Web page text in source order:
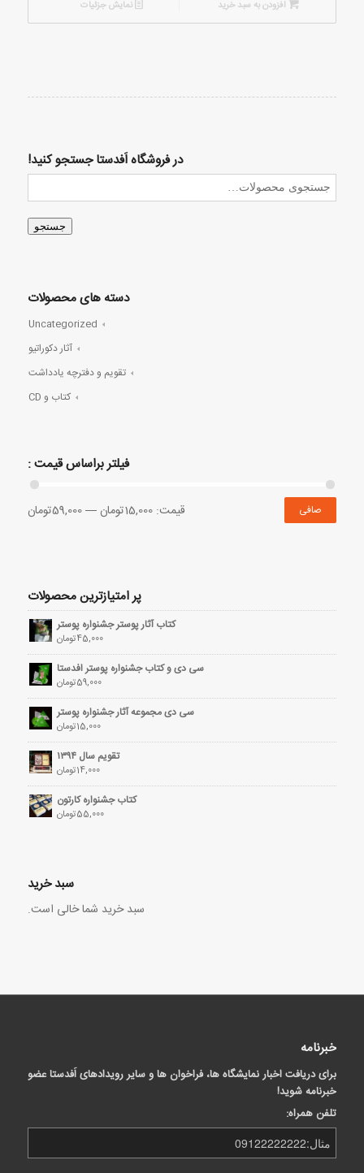
افزودن به سبد خرید نمایش جزئیات
در فروشگاه اَفدستا جستجو کنید!
جستجو
دسته های محصولات
Uncategorized
آثار دکوراتیو
تقویم و دفترچه یادداشت
کتاب و CD
فیلتر براساس قیمت :
صافی قيمت:15,000تومان —59,000تومان
پر امتیازترین محصولات
کتاب آثار پوستر جشنواره پوستر
45,000تومان
سی دی و کتاب جشنواره پوستر افدستا
59,000تومان
سی دی مجموعه آثار جشنواره پوستر
15,000تومان
تقویم سال ۱۳۹۴
14,000تومان
کتاب جشنواره کارتون
55,000تومان
سبد خرید
سبد خرید شما خالی است.
خبرنامه
برای دریافت اخبار نمایشگاه ها، فراخوان ها و سایر رویدادهای اَفدستا عضو
خبرنامه شوید!
تلفن همراه: